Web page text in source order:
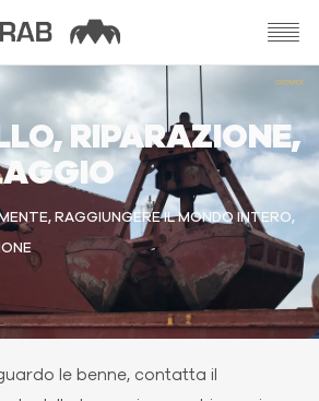
RIPARAZIONE,
RAGGIUNGERE IL MONDO INTERO,
le benne, contatta il